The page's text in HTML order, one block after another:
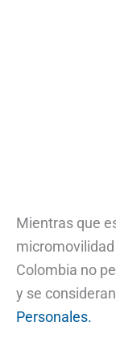
Mientras que
Colombia no
y se
Personales.